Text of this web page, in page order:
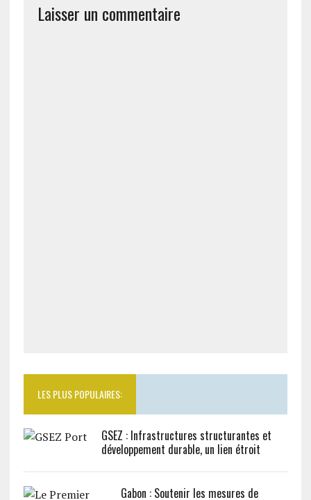
Laisser un commentaire
LES PLUS POPULAIRES:
GSEZ : Infrastructures structurantes et
développement durable, un lien étroit
Gabon : Soutenir les mesures de